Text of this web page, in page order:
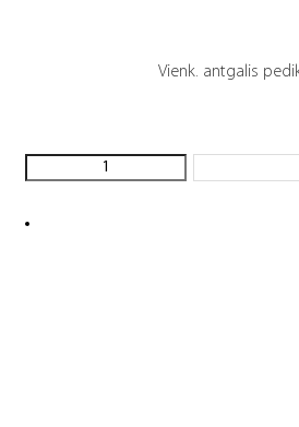
Vienk. antgalis